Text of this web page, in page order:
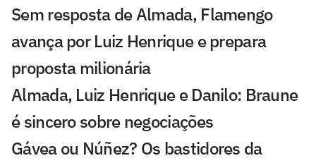
Sem resposta de Almada, Flamengo
avança por Luiz Henrique e prepara
proposta milionária
Almada, Luiz Henrique e Danilo: Braune
é sincero sobre negociações
Gávea ou Núñez? Os bastidores da